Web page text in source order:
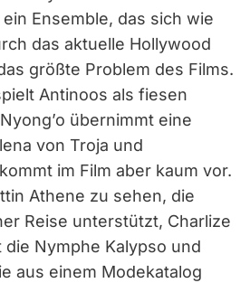
Ensemble, das sich wie
das aktuelle Hollywood
größte Problem des Films.
Antinoos als fiesen
übernimmt eine
von Troja und
im Film aber kaum vor.
Athene zu sehen, die
Reise unterstützt, Charlize
Nymphe Kalypso und
aus einem Modekatalog